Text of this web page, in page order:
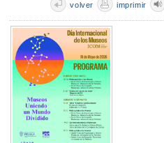
imprimir
volver